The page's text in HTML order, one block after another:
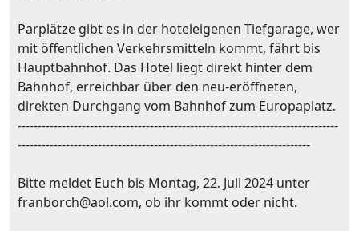
Parplätze gibt es in der hoteleigenen Tiefgarage, wer
mit öffentlichen Verkehrsmitteln kommt, fährt bis
Hauptbahnhof. Das Hotel liegt direkt hinter dem
Bahnhof, erreichbar über den neu-eröffneten,
direkten Durchgang vom Bahnhof zum Europaplatz.
--------------------------------------------------------------------------------
-------------------------------------------------------------------------
Bitte meldet Euch bis Montag, 22. Juli 2024 unter
franborch@aol.com, ob ihr kommt oder nicht.